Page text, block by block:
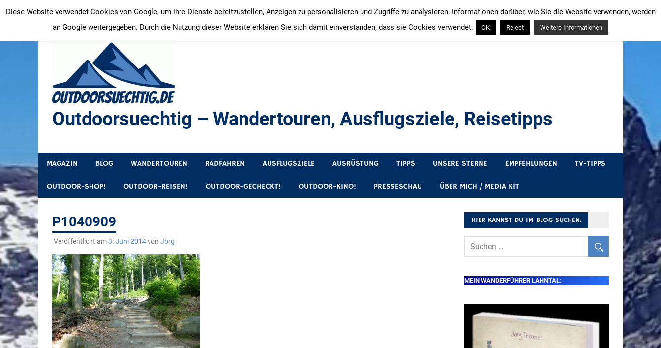
Inhalt
springen
Outdoorsuechtig – Wandertouren, Ausflugsziele, Reisetipps
MAGAZIN BLOG WANDERTOUREN RADFAHREN AUSFLUGSZIELE AUSRÜSTUNG TIPPS UNSERE STERNE EMPFEHLUNGEN TV-TIPPS
OUTDOOR-SHOP! OUTDOOR-REISEN! OUTDOOR-GECHECKT! OUTDOOR-KINO! PRESSESCHAU ÜBER MICH / MEDIA KIT
P1040909
Veröffentlicht am3. Juni 2014von Jörg
HIER KANNST DU IM BLOG SUCHEN:
MEIN WANDERFÜHRER LAHNTAL:
Diese Website verwendet Cookies von Google, um ihre Dienste bereitzustellen, Anzeigen zu personalisieren und Zugriffe zu analysieren. Informationen darüber, wie Sie die Website verwenden, werden
an Google weitergegeben. Durch die Nutzung dieser Website erklären Sie sich damit einverstanden, dass sie Cookies verwendet.
OK Reject Weitere Informationen